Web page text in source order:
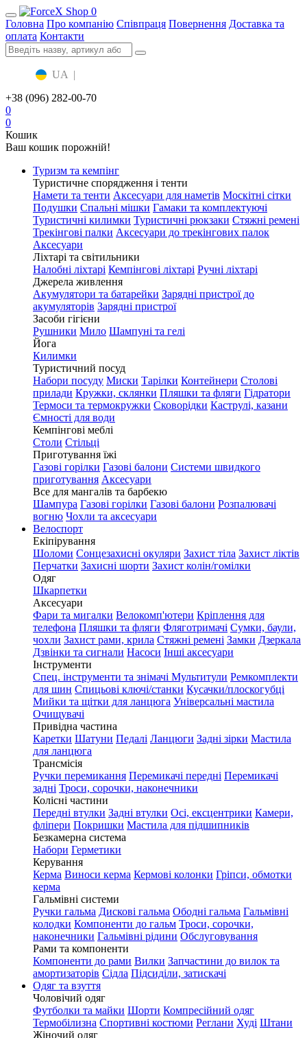
0
Головна Про компанію Співпраця Повернення Доставка та
оплата Контакти
UA |
+38 (096) 282-00-70
0
0
Кошик
Ваш кошик порожній!
Туризм та кемпінг
Туристичне спорядження і тенти
Намети та тенти Аксесуари для наметів Москітні сітки
Подушки Спальні мішки Гамаки та комплектуючі
Туристичні килимки Туристичні рюкзаки Стяжні ремені
Трекінгові палки Аксесуари до трекінгових палок
Аксесуари
Ліхтарі та світильники
Налобні ліхтарі Кемпінгові ліхтарі Ручні ліхтарі
Джерела живлення
Акумулятори та батарейки Зарядні пристрої до
акумуляторів Зарядні пристрої
Засоби гігієни
Рушники Мило Шампуні та гелі
Йога
Килимки
Туристичний посуд
Набори посуду Миски Тарілки Контейнери Столові
прилади Кружки, склянки Пляшки та фляги Гідратори
Термоси та термокружки Сковорідки Каструлі, казани
Ємності для води
Кемпінгові меблі
Столи Стільці
Приготування їжі
Газові горілки Газові балони Системи швидкого
приготування Аксесуари
Все для мангалів та барбекю
Шампура Газові горілки Газові балони Розпалювачі
вогню Чохли та аксесуари
Велоспорт
Екіпірування
Шоломи Сонцезахисні окуляри Захист тіла Захист ліктів
Перчатки Захисні шорти Захист колін/гомілки
Одяг
Шкарпетки
Аксесуари
Фари та мигалки Велокомп'ютери Кріплення для
телефона Пляшки та фляги Фляготримачі Сумки, баули,
чохли Захист рами, крила Стяжні ремені Замки Дзеркала
Дзвінки та сигнали Насоси Інші аксесуари
Інструменти
Спец. інструменти та знімачі Мультитули Ремкомплекти
для шин Спицьові ключі/станки Кусачки/плоскогубці
Мийки та щітки для ланцюга Універсальні мастила
Очищувачі
Привідна частина
Каретки Шатуни Педалі Ланцюги Задні зірки Мастила
для ланцюга
Трансмісія
Ручки перемикання Перемикачі передні Перемикачі
задні Троси, сорочки, наконечники
Колісні частини
Передні втулки Задні втулки Осі, ексцентрики Камери,
фліпери Покришки Мастила для підшипників
Безкамерна система
Набори Герметики
Керування
Керма Виноси керма Кермові колонки Гріпси, обмотки
керма
Гальмівні системи
Ручки гальма Дискові гальма Ободні гальма Гальмівні
колодки Компоненти до гальм Троси, сорочки,
наконечники Гальмівні рідини Обслуговування
Рами та компоненти
Компоненти до рами Вилки Запчастини до вилок та
амортизаторів Сідла Підсиділи, затискачі
Одяг та взуття
Чоловічий одяг
Футболки та майки Шорти Компресійний одяг
Термобілизна Спортивні костюми Реглани Худі Штани
Жіночий одяг